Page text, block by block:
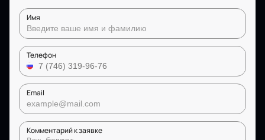
Имя
Телефон
Email
Комментарий к заявке